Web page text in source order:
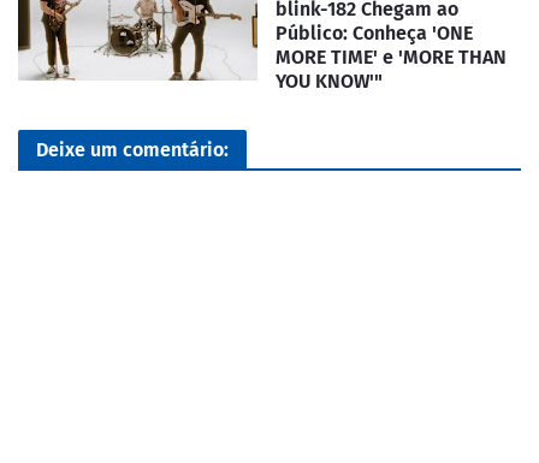
blink-182 Chegam ao
Público: Conheça 'ONE
MORE TIME' e 'MORE THAN
YOU KNOW'"
Deixe um comentário: